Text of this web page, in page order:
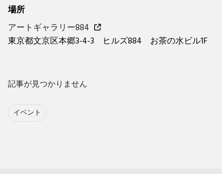
場所
アートギャラリー884
東京都文京区本郷3-4-3 ヒルズ884 お茶の水ビル1F
記事が見つかりません
イベント